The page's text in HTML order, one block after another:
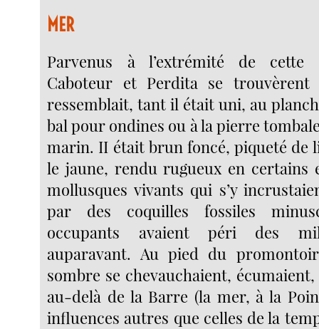
MER
Parvenus à l’extrémité de cette
Caboteur et Perdita se
ressemblait, tant il était uni, au
bal pour ondines ou à la pierre
marin. II était brun foncé, piqueté de
le jaune, rendu rugueux en certains
mollusques vivants qui s’y
par des coquilles fossiles
occupants avaient péri des
auparavant. Au pied du
sombre se chevauchaient,
au-delà de la Barre (la mer, à la
influences autres que celles de la